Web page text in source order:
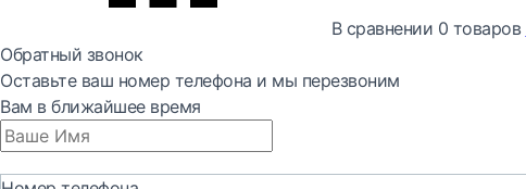
В сравнении 0 товаров
Обратный звонок
Оставьте ваш номер телефона и мы перезвоним
Вам в ближайшее время